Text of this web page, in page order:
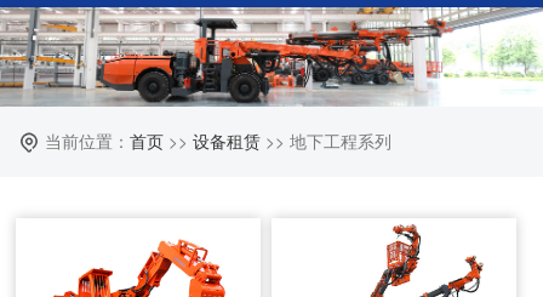
当前位置： 首页 >> 设备租赁 >> 地下工程系列